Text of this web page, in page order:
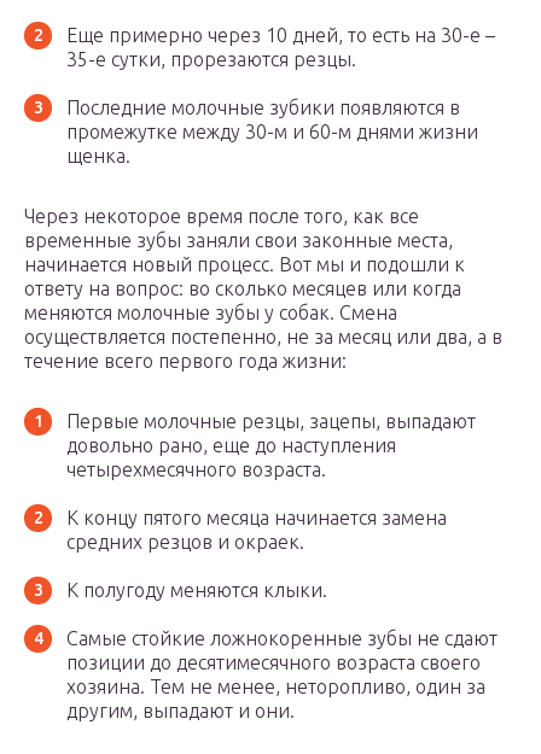
Еще примерно через 10 дней, то есть на 30-е –
35-е сутки, прорезаются резцы.
Последние молочные зубики появляются в
промежутке между 30-м и 60-м днями жизни
щенка.
Через некоторое время после того, как все
временные зубы заняли свои законные места,
начинается новый процесс. Вот мы и подошли к
ответу на вопрос: во сколько месяцев или когда
меняются молочные зубы у собак. Смена
осуществляется постепенно, не за месяц или два, а в
течение всего первого года жизни:
Первые молочные резцы, зацепы, выпадают
довольно рано, еще до наступления
четырехмесячного возраста.
К концу пятого месяца начинается замена
средних резцов и окраек.
К полугоду меняются клыки.
Самые стойкие ложнокоренные зубы не сдают
позиции до десятимесячного возраста своего
хозяина. Тем не менее, неторопливо, один за
другим, выпадают и они.